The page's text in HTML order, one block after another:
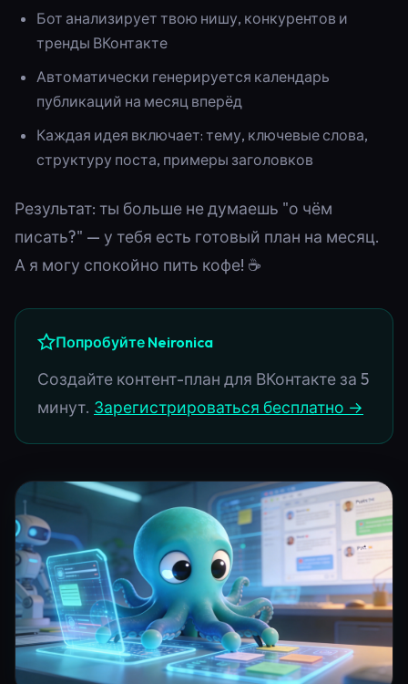
Бот анализирует твою нишу, конкурентов и
тренды ВКонтакте
Автоматически генерируется календарь
публикаций на месяц вперёд
Каждая идея включает: тему, ключевые слова,
структуру поста, примеры заголовков
Результат: ты больше не думаешь "о чём
писать?" — у тебя есть готовый план на месяц.
А я могу спокойно пить кофе! ☕
Попробуйте Neironica
Создайте контент-план для ВКонтакте за 5
минут. Зарегистрироваться бесплатно →